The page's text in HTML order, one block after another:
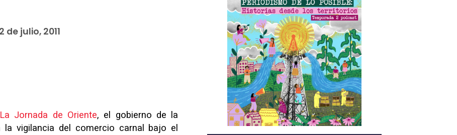
de julio, 2011
La Jornada de Oriente, el gobierno de la
la vigilancia del comercio carnal bajo el